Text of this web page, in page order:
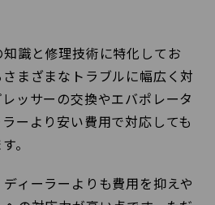
識と修理技術に特化してお
まざまなトラブルに幅広く対
ッサーの交換やエバポレータ
ーより安い費用で対応しても
。
ィーラーよりも費用を抑えや